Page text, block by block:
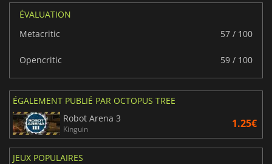
ÉVALUATION
Metacritic
57 / 100
Opencritic 59 / 100
ÉGALEMENT PUBLIÉ PAR OCTOPUS TREE
Robot Arena 3
Kinguin 1.25€
JEUX POPULAIRES